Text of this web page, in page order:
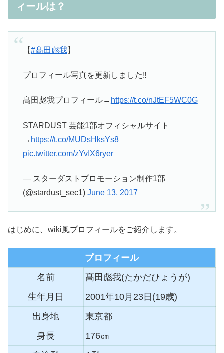
ィールは？
【#髙田彪我】
プロフィール写真を更新しました‼️
髙田彪我プロフィール→ https://t.co/nJtEF5WC0G
STARDUST 芸能1部オフィシャルサイト
→ https://t.co/MUDsHksYs8
pic.twitter.com/zYvIX6ryer
— スターダストプロモーション制作1部
(@stardust_sec1) June 13, 2017
はじめに、wiki風プロフィールをご紹介します。
プロフィール
名前
髙田彪我(たかだひょうが)
生年月日
2001年10月23日(19歳)
出身地
東京都
身長
176㎝